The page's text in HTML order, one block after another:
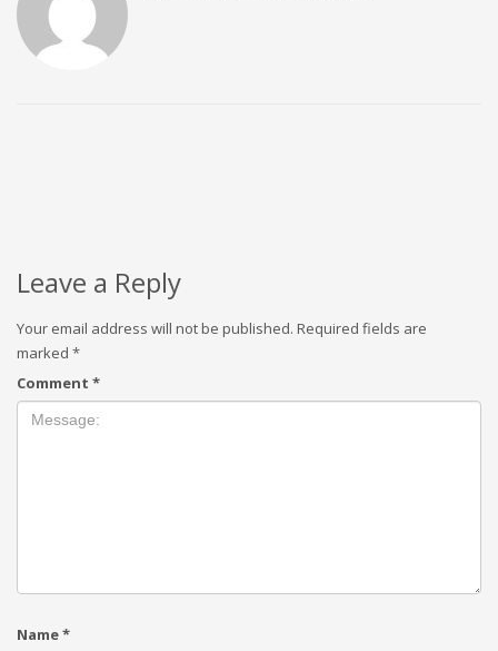
Leave a Reply
Your email address will not be published. Required fields are
marked *
Comment *
Name*